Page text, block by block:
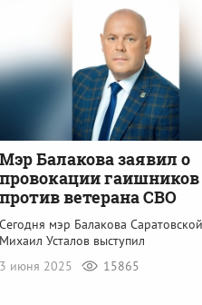
Мэр Балакова заявил о
провокации гаишников
против ветерана СВО
Сегодня мэр Балакова
Михаил Усталов выступил
3 июня 2025
15865